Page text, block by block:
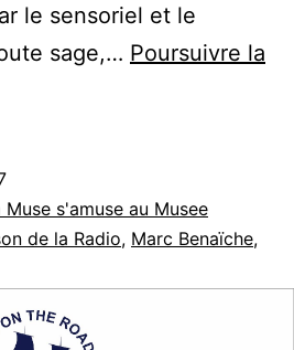
le sensoriel et le
sage,… Poursuivre la
Muse s'amuse au Musee
de la Radio, Marc Benaïche,